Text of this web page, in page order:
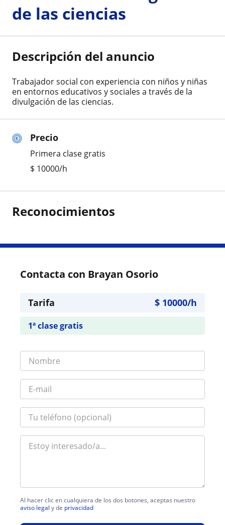
Precio
Primera clase gratis
$ 10000/h
de las ciencias
Descripción del anuncio
Trabajador social con experiencia con niños y niñas
en entornos educativos y sociales a través de la
divulgación de las ciencias.
Reconocimientos
Contacta con Brayan Osorio
Tarifa $ 10000/h
1ª clase gratis
Al hacer clic en cualquiera de los dos botones, aceptas nuestro
aviso legal y de privacidad